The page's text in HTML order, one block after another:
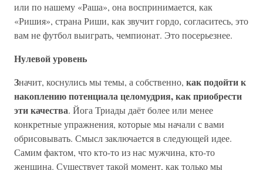
или по нашему «Раша», она воспринимается, как
«Ришия», страна Риши, как звучит гордо, согласитесь, это
вам не футбол выиграть, чемпионат. Это посерьезнее.
Нулевой уровень
Значит, коснулись мы темы, а собственно, как подойти к
накоплению потенциала целомудрия, как приобрести
эти качества. Йога Триады даёт более или менее
конкретные упражнения, которые мы начали с вами
обрисовывать. Смысл заключается в следующей идее.
Самим фактом, что кто-то из нас мужчина, кто-то
женщина. Существует такой момент, как только мы